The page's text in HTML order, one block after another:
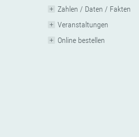
Zahlen / Daten / Fakten
Veranstaltungen
Online bestellen